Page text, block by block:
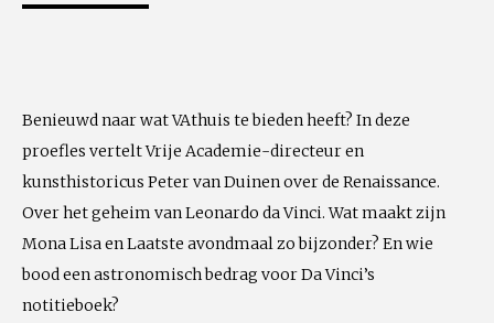
Benieuwd naar wat VAthuis te bieden heeft? In deze
proefles vertelt Vrije Academie-directeur en
kunsthistoricus Peter van Duinen over de Renaissance.
Over het geheim van Leonardo da Vinci. Wat maakt zijn
Mona Lisa en Laatste avondmaal zo bijzonder? En wie
bood een astronomisch bedrag voor Da Vinci’s
notitieboek?